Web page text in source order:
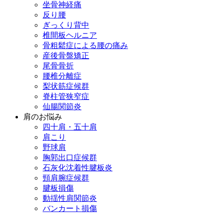
坐骨神経痛
反り腰
ぎっくり背中
椎間板ヘルニア
骨粗鬆症による腰の痛み
産後骨盤矯正
尾骨骨折
腰椎分離症
梨状筋症候群
脊柱管狭窄症
仙腸関節炎
肩のお悩み
四十肩・五十肩
肩こり
野球肩
胸郭出口症候群
石灰化沈着性腱板炎
頸肩腕症候群
腱板損傷
動揺性肩関節炎
バンカート損傷